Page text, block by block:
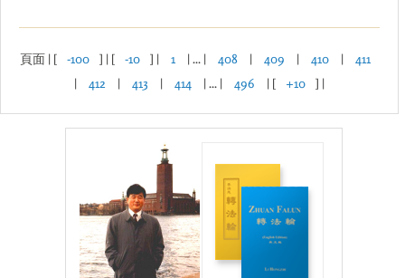
頁面 | [ -100 ] | [ -10 ] | 1 | ... | 408 | 409 | 410 |
411
|
412 | 413 | 414 | ... | 496 | [ +10 ] |